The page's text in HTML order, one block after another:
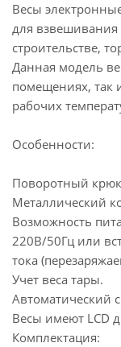
Весы
для взвешивания
строительстве,
Данная модель
помещениях, так
рабочих
Особенности:
Поворотный
Металлический
Возможность
220В/50Гц или
тока
Учет веса тары.
Автоматический
Весы имеют LСD
Комплектация: